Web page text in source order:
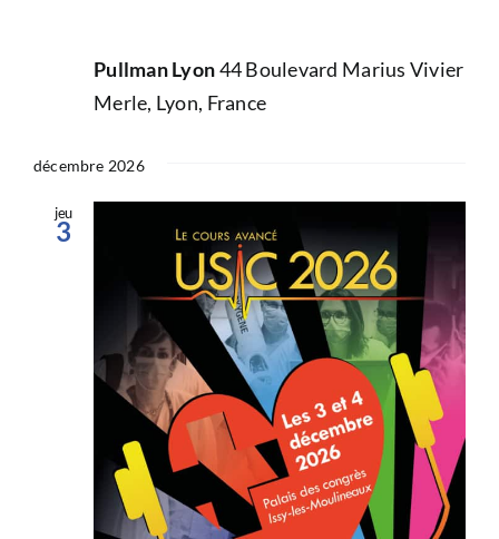
Pullman Lyon44 Boulevard Marius Vivier
Merle, Lyon, France
décembre 2026
jeu
3